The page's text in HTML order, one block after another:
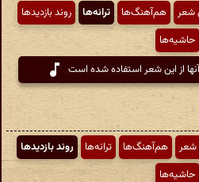
هم‌آهنگ‌ها ترانه‌ها
روند بازدیدها
حاشیه‌ها
از این شعر استفاده شده است
هم‌آهنگ‌ها ترانه‌ها
روند بازدیدها
حاشیه‌ها